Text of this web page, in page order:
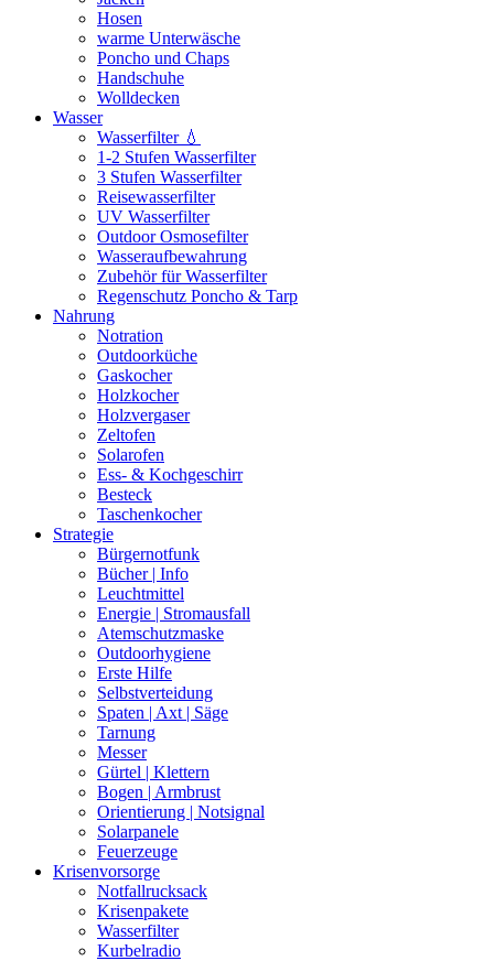
Hosen
warme Unterwäsche
Poncho und Chaps
Handschuhe
Wolldecken
Wasser
Wasserfilter 💧
1-2 Stufen Wasserfilter
3 Stufen Wasserfilter
Reisewasserfilter
UV Wasserfilter
Outdoor Osmosefilter
Wasseraufbewahrung
Zubehör für Wasserfilter
Regenschutz Poncho & Tarp
Nahrung
Notration
Outdoorküche
Gaskocher
Holzkocher
Holzvergaser
Zeltofen
Solarofen
Ess- & Kochgeschirr
Besteck
Taschenkocher
Strategie
Bürgernotfunk
Bücher | Info
Leuchtmittel
Energie | Stromausfall
Atemschutzmaske
Outdoorhygiene
Erste Hilfe
Selbstverteidung
Spaten | Axt | Säge
Tarnung
Messer
Gürtel | Klettern
Bogen | Armbrust
Orientierung | Notsignal
Solarpanele
Feuerzeuge
Krisenvorsorge
Notfallrucksack
Krisenpakete
Wasserfilter
Kurbelradio